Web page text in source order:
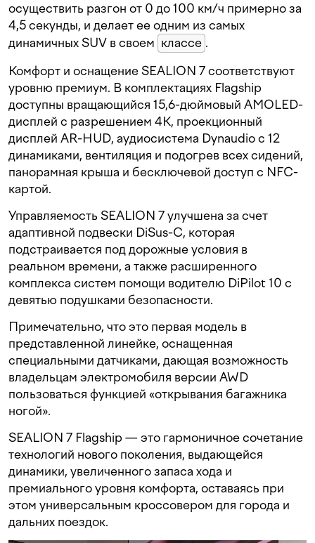
осуществить разгон от 0 до 100 км/ч примерно за
4,5 секунды, и делает ее одним из самых
динамичных SUV в своем классе .
Комфорт и оснащение SEALION 7 соответствуют
уровню премиум. В комплектациях Flagship
доступны вращающийся 15,6-дюймовый AMOLED-
дисплей с разрешением 4K, проекционный
дисплей AR-HUD, аудиосистема Dynaudio с 12
динамиками, вентиляция и подогрев всех сидений,
панорамная крыша и бесключевой доступ с NFC-
картой.
Управляемость SEALION 7 улучшена за счет
адаптивной подвески DiSus-C, которая
подстраивается под дорожные условия в
реальном времени, а также расширенного
комплекса систем помощи водителю DiPilot 10 с
девятью подушками безопасности.
Примечательно, что это первая модель в
представленной линейке, оснащенная
специальными датчиками, дающая возможность
владельцам электромобиля версии AWD
пользоваться функцией «открывания багажника
ногой».
SEALION 7 Flagship — это гармоничное сочетание
технологий нового поколения, выдающейся
динамики, увеличенного запаса хода и
премиального уровня комфорта, оставаясь при
этом универсальным кроссовером для города и
дальних поездок.